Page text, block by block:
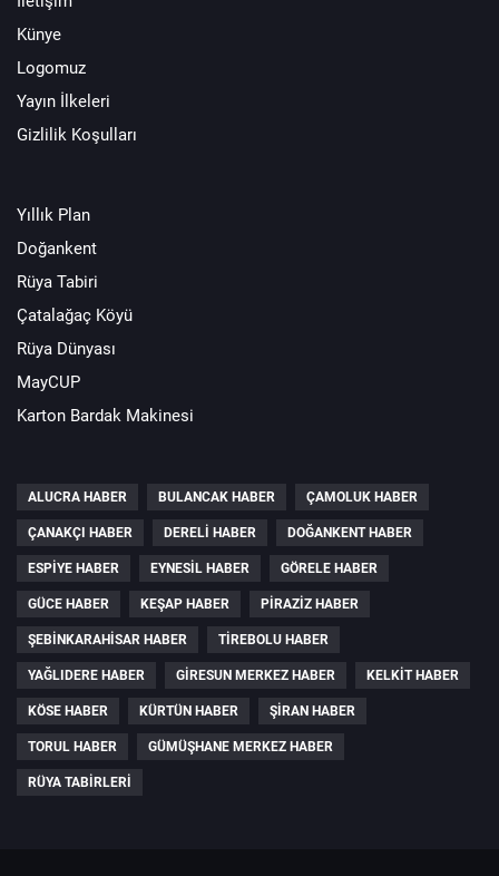
Künye
Logomuz
Yayın İlkeleri
Gizlilik Koşulları
Yıllık Plan
Doğankent
Rüya Tabiri
Çatalağaç Köyü
Rüya Dünyası
MayCUP
Karton Bardak Makinesi
ALUCRA HABER BULANCAK HABER ÇAMOLUK HABER
ÇANAKÇI HABER DERELI HABER DOĞANKENT HABER
ESPIYE HABER EYNESIL HABER GÖRELE HABER
GÜCE HABER KEŞAP HABER PIRAZIZ HABER
ŞEBINKARAHISAR HABER TIREBOLU HABER
YAĞLIDERE HABER GIRESUN MERKEZ HABER KELKIT HABER
KÖSE HABER KÜRTÜN HABER ŞIRAN HABER
TORUL HABER GÜMÜŞHANE MERKEZ HABER
RÜYA TABIRLERI